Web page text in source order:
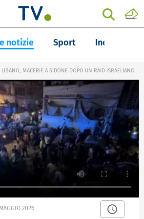
notizie Sport Inchieste
LIBANO, MACERIE A SIDONE DOPO UN RAID ISRAELIANO
2026